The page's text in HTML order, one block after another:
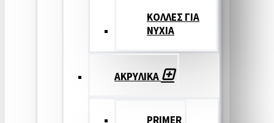
ΚΟΛΛΕΣ ΓΙΑ
ΝΥΧΙΑ
ΑΚΡΥΛΙΚΑ
PRIMER